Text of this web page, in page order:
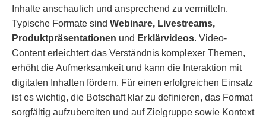
Inhalte anschaulich und ansprechend zu vermitteln.
Typische Formate sind Webinare, Livestreams,
Produktpräsentationen und Erklärvideos. Video-
Content erleichtert das Verständnis komplexer Themen,
erhöht die Aufmerksamkeit und kann die Interaktion mit
digitalen Inhalten fördern. Für einen erfolgreichen Einsatz
ist es wichtig, die Botschaft klar zu definieren, das Format
sorgfältig aufzubereiten und auf Zielgruppe sowie Kontext